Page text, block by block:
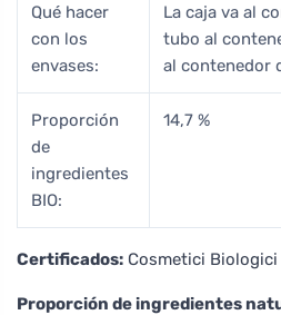
Qué hacer
con los
envases:
La caja va al
tubo al
al contenedor
Proporción
de
ingredientes
BIO:
14,7 %
Certificados: Cosmetici Biologici
Proporción de ingredientes